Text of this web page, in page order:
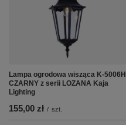
Lampa ogrodowa wisząca K-5006H
CZARNY z serii LOZANA Kaja
Lighting
155,00 zł / szt.